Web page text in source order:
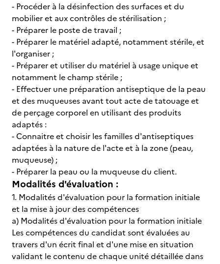
- Procéder à la désinfection des surfaces et du
mobilier et aux contrôles de stérilisation ;
- Préparer le poste de travail ;
- Préparer le matériel adapté, notamment stérile, et
l'organiser ;
- Préparer et utiliser du matériel à usage unique et
notamment le champ stérile ;
- Effectuer une préparation antiseptique de la peau
et des muqueuses avant tout acte de tatouage et
de perçage corporel en utilisant des produits
adaptés :
- Connaitre et choisir les familles d'antiseptiques
adaptées à la nature de l'acte et à la zone (peau,
muqueuse) ;
- Préparer la peau ou la muqueuse du client.
Modalités d'évaluation :
1. Modalités d'évaluation pour la formation initiale
et la mise à jour des compétences
a) Modalités d'évaluation pour la formation initiale
Les compétences du candidat sont évaluées au
travers d'un écrit final et d'une mise en situation
validant le contenu de chaque unité détaillée dans